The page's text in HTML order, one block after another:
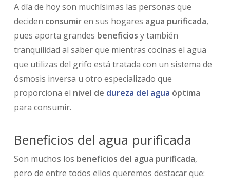
A día de hoy son muchísimas las personas que
deciden consumiren sus hogares agua purificada,
pues aporta grandes beneficios y también
tranquilidad al saber que mientras cocinas el agua
que utilizas del grifo está tratada con un sistema de
ósmosis inversa u otro especializado que
proporciona el nivel de dureza del agua óptima
para consumir.
Beneficios del agua purificada
Son muchos los beneficios del agua purificada,
pero de entre todos ellos queremos destacar que: